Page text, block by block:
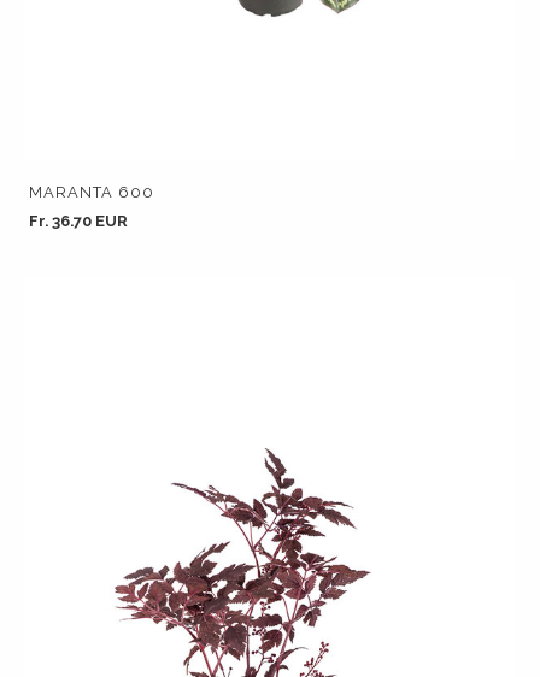
MARANTA 600
Fr. 36.70 EUR